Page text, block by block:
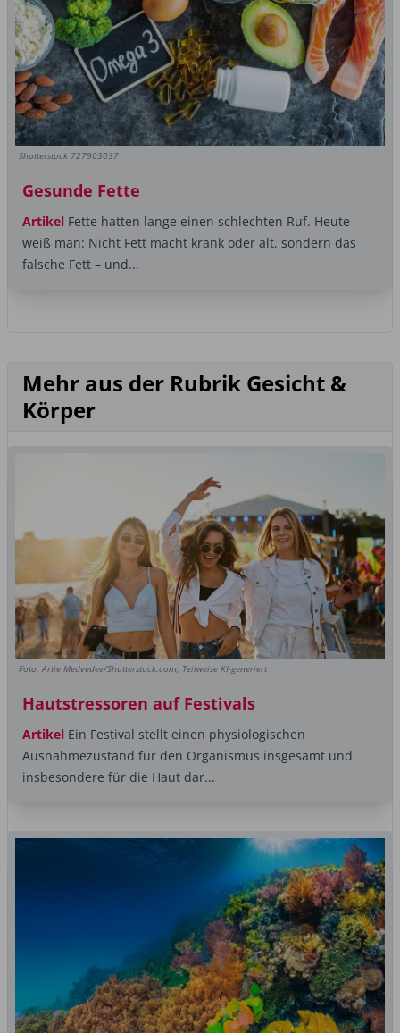
Shutterstock 727903037
Gesunde Fette
Artikel Fette hatten lange einen schlechten Ruf. Heute
weiß man: Nicht Fett macht krank oder alt, sondern das
falsche Fett – und...
Mehr aus der Rubrik Gesicht &
Körper
Foto: Artie Medvedev/Shutterstock.com; Teilweise KI-generiert
Hautstressoren auf Festivals
Artikel Ein Festival stellt einen physiologischen
Ausnahmezustand für den Organismus insgesamt und
insbesondere für die Haut dar...